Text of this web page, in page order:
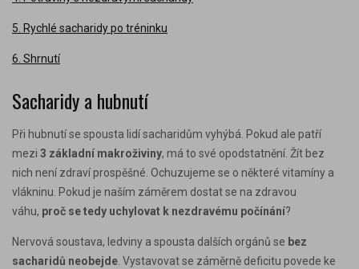
5. Rychlé sacharidy po tréninku
6. Shrnutí
Sacharidy a hubnutí
Při hubnutí se spousta lidí sacharidům vyhýbá. Pokud ale patří
mezi 3 základní makroživiny, má to své opodstatnění. Žít bez
nich není zdraví prospěšné. Ochuzujeme se o některé vitamíny a
vlákninu. Pokud je naším záměrem dostat se na zdravou
váhu, proč se tedy uchylovat k nezdravému počínání?
Nervová soustava, ledviny a spousta dalších orgánů se bez
sacharidů neobejde . Vystavovat se záměrně deficitu povede ke